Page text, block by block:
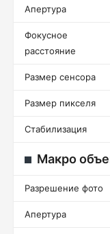
Апертура
Фокусное
расстояние
Размер сенсора
Размер пикселя
Стабилизация
Макро
Разрешение фото
Апертура